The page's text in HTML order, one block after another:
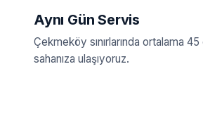
Aynı Gün Servis
Çekmeköy sınırlarında ortalama
sahanıza ulaşıyoruz.